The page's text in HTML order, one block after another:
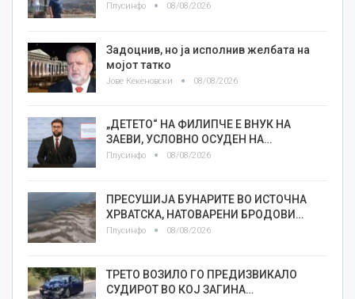
Плусинфо 08/08/2026
Задоцнив, но ја исполнив желбата на
мојот татко
Јове Кекеновски 08/08/2026
„ДЕТЕТО“ НА ФИЛИПЧЕ Е ВНУК НА
ЗАЕВИ, УСЛОВНО ОСУДЕН НА…
Плусинфо 08/08/2026
ПРЕСУШИЈА БУНАРИТЕ ВО ИСТОЧНА
ХРВАТСКА, НАТОВАРЕНИ БРОДОВИ…
Плусинфо 08/08/2026
ТРЕТО ВОЗИЛО ГО ПРЕДИЗВИКАЛО
СУДИРОТ ВО КОЈ ЗАГИНА…